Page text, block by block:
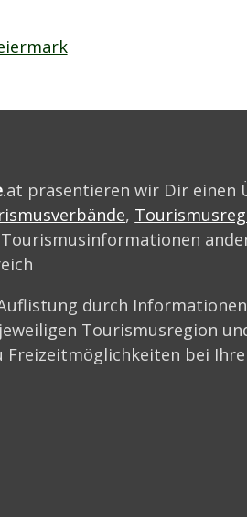
.at präsentieren wir Dir einen
,
durch
Tourismusregion
Freizeitmöglichkeiten bei